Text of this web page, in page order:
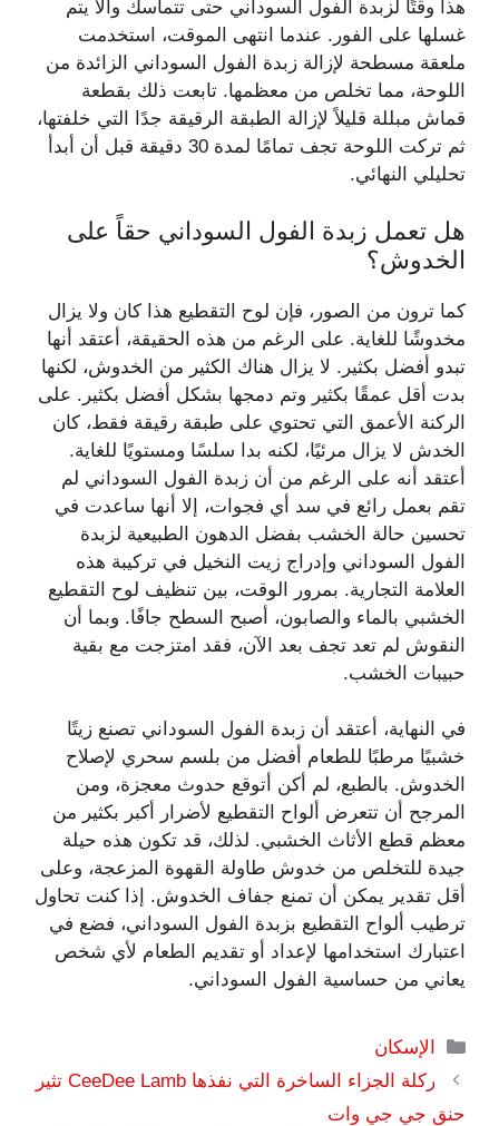
هذا وقتًا لزبدة الفول السوداني حتى تتماسك وألا يتم
غسلها على الفور. عندما انتهى الموقت، استخدمت
ملعقة مسطحة لإزالة زبدة الفول السوداني الزائدة من
اللوحة، مما تخلص من معظمها. تابعت ذلك بقطعة
قماش مبللة قليلاً لإزالة الطبقة الرقيقة جدًا التي خلفتها،
ثم تركت اللوحة تجف تمامًا لمدة 30 دقيقة قبل أن أبدأ
تحليلي النهائي.
هل تعمل زبدة الفول السوداني حقاً على
الخدوش؟
كما ترون من الصور، فإن لوح التقطيع هذا كان ولا يزال
مخدوشًا للغاية. على الرغم من هذه الحقيقة، أعتقد أنها
تبدو أفضل بكثير. لا يزال هناك الكثير من الخدوش، لكنها
بدت أقل عمقًا بكثير وتم دمجها بشكل أفضل بكثير. على
الركنة الأعمق التي تحتوي على طبقة رقيقة فقط، كان
الخدش لا يزال مرئيًا، لكنه بدا سلسًا ومستويًا للغاية.
أعتقد أنه على الرغم من أن زبدة الفول السوداني لم
تقم بعمل رائع في سد أي فجوات، إلا أنها ساعدت في
تحسين حالة الخشب بفضل الدهون الطبيعية لزبدة
الفول السوداني وإدراج زيت النخيل في تركيبة هذه
العلامة التجارية. بمرور الوقت، بين تنظيف لوح التقطيع
الخشبي بالماء والصابون، أصبح السطح جافًا. وبما أن
النقوش لم تعد تجف بعد الآن، فقد امتزجت مع بقية
حبيبات الخشب.
في النهاية، أعتقد أن زبدة الفول السوداني تصنع زيتًا
خشبيًا مرطبًا للطعام أفضل من بلسم سحري لإصلاح
الخدوش. بالطبع، لم أكن أتوقع حدوث معجزة، ومن
المرجح أن تتعرض ألواح التقطيع لأضرار أكبر بكثير من
معظم قطع الأثاث الخشبي. لذلك، قد تكون هذه حيلة
جيدة للتخلص من خدوش طاولة القهوة المزعجة، وعلى
أقل تقدير يمكن أن تمنع جفاف الخدوش. إذا كنت تحاول
ترطيب ألواح التقطيع بزبدة الفول السوداني، فضع في
اعتبارك استخدامها لإعداد أو تقديم الطعام لأي شخص
يعاني من حساسية الفول السوداني.
التصنيفات
الإسكان
ركلة الجزاء الساخرة التي نفذها CeeDee Lamb تثير
حنق جي جي وات